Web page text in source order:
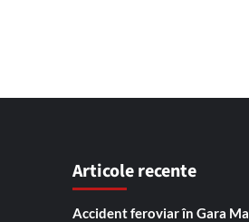
Articole recente
Accident feroviar în Gara